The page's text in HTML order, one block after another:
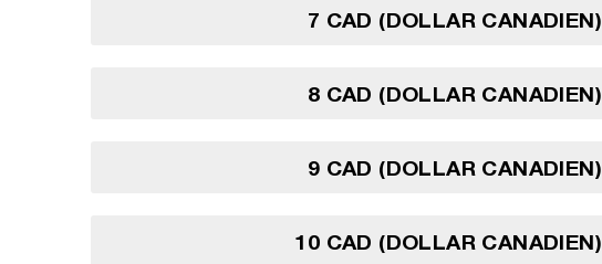
7 CAD (DOLLAR CANADIEN)
8 CAD (DOLLAR CANADIEN)
9 CAD (DOLLAR CANADIEN)
10 CAD (DOLLAR CANADIEN)